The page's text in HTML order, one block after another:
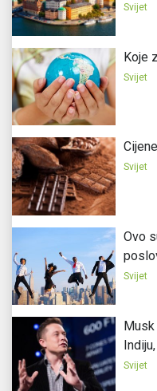
Svijet
Koje
Svijet
Svijet
Ovo
Svijet
Svijet